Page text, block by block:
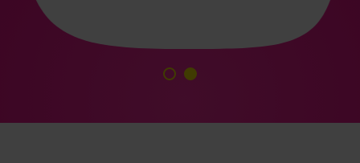
الانتقال
1
الانتقال
2